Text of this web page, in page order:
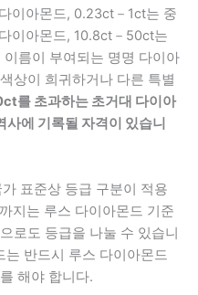
이아몬드, 0.23ct－1ct는 중
이아몬드, 10.8ct－50ct는
름이 부여되는 명명 다이아
상이 희귀하거나 다른 특별
를 초과하는 초거대 다이아
에 기록될 자격이 있습니
표준상 등급 구분이 적용
지는 루스 다이아몬드 기준
로도 등급을 나눌 수 있습니
반드시 루스 다이아몬드
해야 합니다.